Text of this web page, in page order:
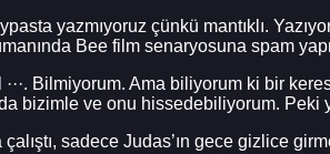
yazmıyoruz çünkü mantıklı.
Bee film senaryosuna spam
Bilmiyorum. Ama biliyorum ki bir
bizimle ve onu hissedebiliyorum. Peki
sadece Judas’ın gece gizlice